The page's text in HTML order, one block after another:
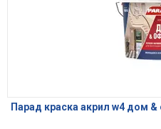
Парад краска акрил w4 дом &